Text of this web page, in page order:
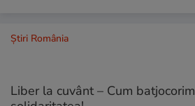
Știri România
Liber la cuvânt – Cum batjocorim